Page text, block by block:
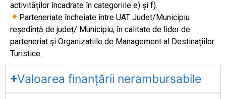
activităților încadrate în categoriile e) și f).
Parteneriate încheiate între UAT Judet/Municipiu
reședință de județ/ Municipiu, în calitate de lider de
parteneriat şi Organizațiile de Management al Destinațiilor
Turistice.
Valoarea finanțării nerambursabile